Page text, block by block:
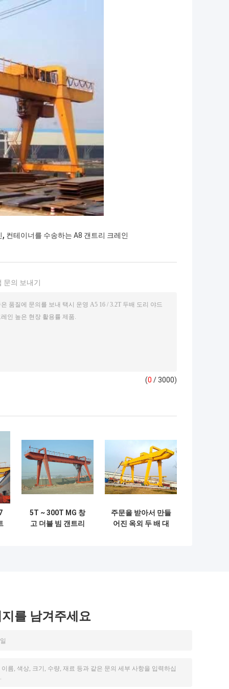
, 컨테이너를 수송하는 A8 갠트리 크레인
문의 보내기
(0 / 3000)
5T ~ 300T MG 창
고 더블 빔 갠트리
주문을 받아서 만들
어진 옥외 두 배 대
를 남겨주세요